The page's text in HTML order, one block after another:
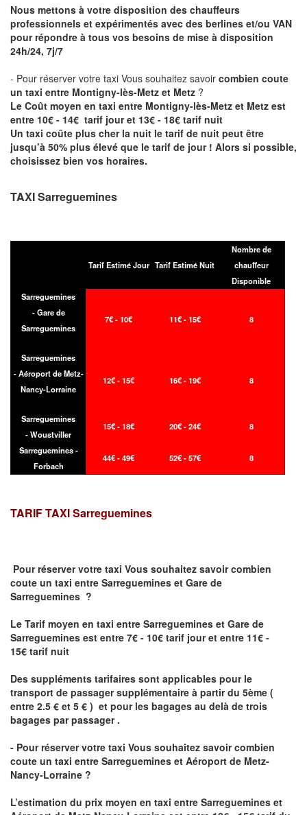
Nous mettons à votre disposition des chauffeurs
professionnels et expérimentés avec des berlines et/ou VAN
pour répondre à tous vos besoins de mise à disposition
24h/24, 7j/7
- Pour réserver votre taxi Vous souhaitez savoir combien coute
un taxi entre Montigny-lès-Metz et Metz ?
Le Coût moyen en taxi entre Montigny-lès-Metz et Metz est
entre 10€ - 14€ tarif jour et 13€ - 18€ tarif nuit
Un taxi coûte plus cher la nuit le tarif de nuit peut être
jusqu’à 50% plus élevé que le tarif de jour ! Alors si possible,
choisissez bien vos horaires.
TAXI Sarreguemines
Tarif Estimé Jour Tarif Estimé Nuit
Nombre de
chauffeur
Disponible
Sarreguemines
- Gare de
Sarreguemines
7€ - 10€ 11€ - 15€ 8
Sarreguemines
- Aéroport de Metz-
Nancy-Lorraine
12€ - 15€ 16€ - 19€ 8
Sarreguemines
- Woustviller
15€ - 18€ 20€ - 24€ 8
Sarreguemines -
Forbach
44€ - 49€ 52€ - 57€ 8
TARIF TAXISarreguemines
Pour réserver votre taxi Vous souhaitez savoircombien
coute un taxi entre Sarreguemines et Gare de
Sarreguemines ?
Le Tarif moyen en taxi entre Sarreguemines et Gare de
Sarreguemines est entre 7€ - 10€ tarif jour et entre 11€ -
15€ tarif nuit
Des suppléments tarifaires sont applicables pour le
transport de passager supplémentaire à partir du 5ème (
entre 2.5 € et 5 € ) et pour les bagages au delà de trois
bagages par passager .
- Pour réserver votre taxi Vous souhaitez savoircombien
coute un taxi entre Sarreguemines et Aéroport de Metz-
Nancy-Lorraine ?
L’estimation du prix moyen en taxi entre Sarreguemines et